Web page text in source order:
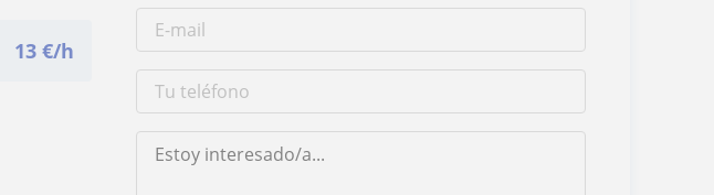
13 €/h